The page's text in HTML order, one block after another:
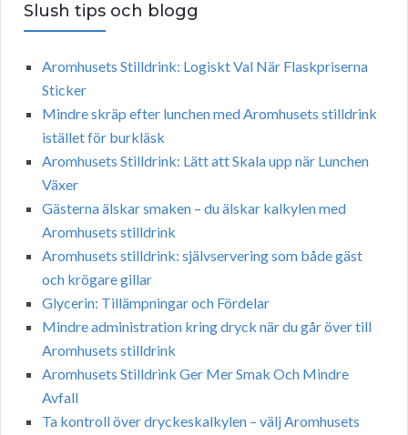
Slush tips och blogg
Aromhusets Stilldrink: Logiskt Val När Flaskpriserna
Sticker
Mindre skräp efter lunchen med Aromhusets stilldrink
istället för burkläsk
Aromhusets Stilldrink: Lätt att Skala upp när Lunchen
Växer
Gästerna älskar smaken – du älskar kalkylen med
Aromhusets stilldrink
Aromhusets stilldrink: självservering som både gäst
och krögare gillar
Glycerin: Tillämpningar och Fördelar
Mindre administration kring dryck när du går över till
Aromhusets stilldrink
Aromhusets Stilldrink Ger Mer Smak Och Mindre
Avfall
Ta kontroll över dryckeskalkylen – välj Aromhusets